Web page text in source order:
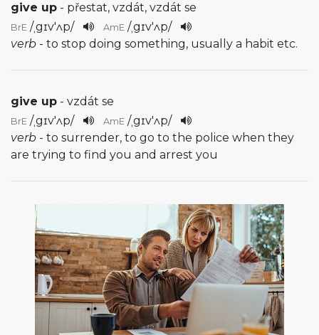
give up - přestat, vzdát, vzdát se
BrE /ˌgɪv'ʌp/ AmE /ˌgɪv'ʌp/
verb - to stop doing something, usually a habit etc.
give up - vzdát se
BrE /ˌgɪv'ʌp/ AmE /ˌgɪv'ʌp/
verb - to surrender, to go to the police when they
are trying to find you and arrest you